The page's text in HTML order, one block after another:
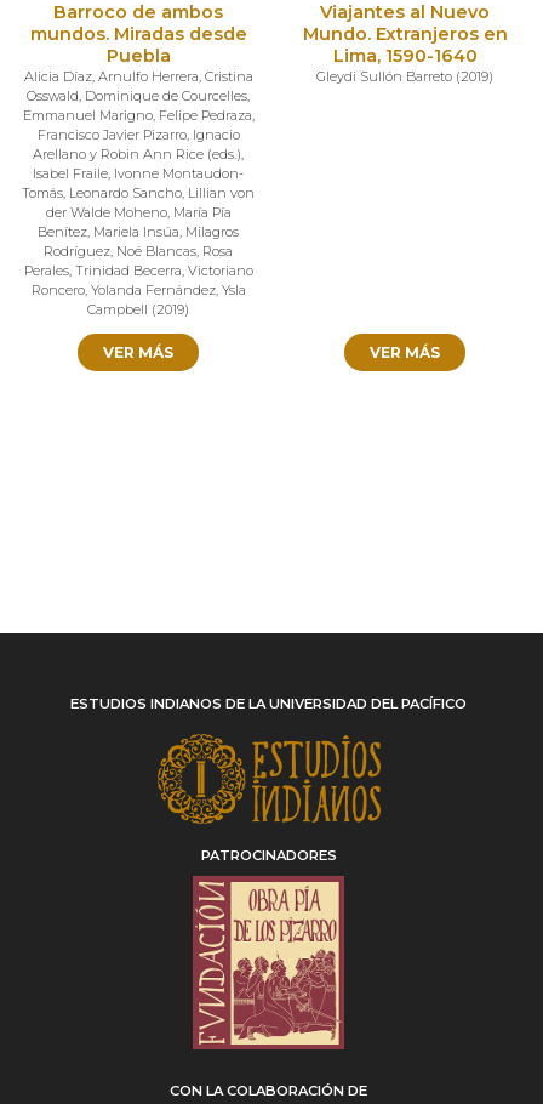
Barroco de ambos
mundos. Miradas desde
Puebla
Alicia Díaz, Arnulfo Herrera, Cristina
Osswald, Dominique de Courcelles,
Emmanuel Marigno, Felipe Pedraza,
Francisco Javier Pizarro, Ignacio
Arellano y Robin Ann Rice (eds.),
Isabel Fraile, Ivonne Montaudon-
Tomás, Leonardo Sancho, Lillian von
der Walde Moheno, María Pía
Benítez, Mariela Insúa, Milagros
Rodríguez, Noé Blancas, Rosa
Perales, Trinidad Becerra, Victoriano
Roncero, Yolanda Fernández, Ysla
Campbell (2019)
VER MÁS
Viajantes al Nuevo
Mundo. Extranjeros en
Lima, 1590-1640
Gleydi Sullón Barreto (2019)
VER MÁS
ESTUDIOS INDIANOS DE LA UNIVERSIDAD DEL PACÍFICO
PATROCINADORES
CON LA COLABORACIÓN DE